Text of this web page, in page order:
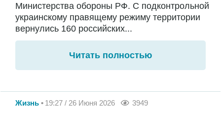
Министерства обороны РФ. С подконтрольной
украинскому правящему режиму территории
вернулись 160 российских...
Читать полностью
Жизнь 19:27 / 26 Июня 2026 3949